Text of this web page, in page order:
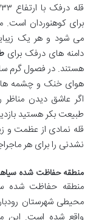
برای کوهنوردان است.
می شود و هر یک
دامنه های درفک برای
هستند. در فصول گرم
هوای خنک و چشمه های
اگر عاشق دیدن
طبیعت بکر هستید
قله نمادی از عظمت و
نشدنی را برای هر
منطقه حفاظت شده
منطقه حفاظت شده